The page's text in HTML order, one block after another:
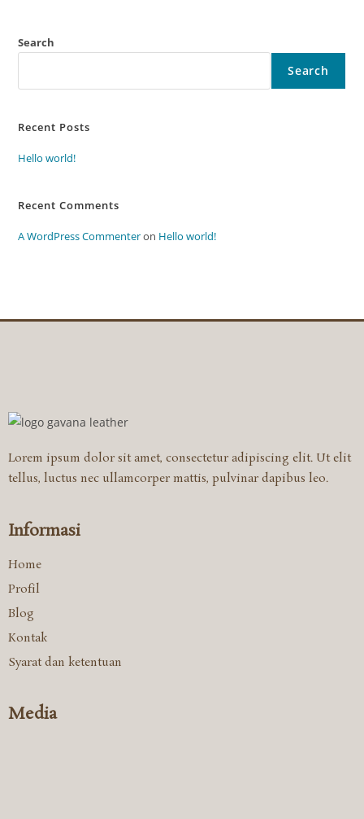
Search
Search
Recent Posts
Hello world!
Recent Comments
A WordPress Commenteron Hello world!
Lorem ipsum dolor sit amet, consectetur adipiscing elit. Ut elit
tellus, luctus nec ullamcorper mattis, pulvinar dapibus leo.
Informasi
Home
Profil
Blog
Kontak
Syarat dan ketentuan
Media